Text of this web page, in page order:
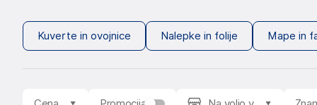
programom. Kuverte in ovojniceKuverte in ovojniceso
filtriranja, kot so cena, promocije, znamka in
Nalepke in folijeNalepke in folijeza šolo in pisarno.
projekte. Odlična izbira za okrasitev ali označevanje.
Kuverte in ovojnice Nalepke in folije Mape in